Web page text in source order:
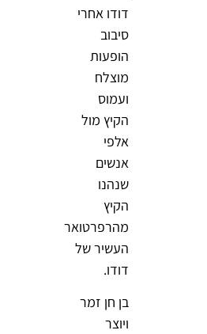
דודו אחרי
סיבוב
הופעות
מוצלח
ועמוס
הקיץ מול
אלפי
אנשים
שנהנו
הקיץ
מהרפרטואר
העשיר של
דודו.
בן חן זמר
ויוצר